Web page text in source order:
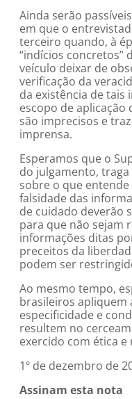
Ainda serão
em que o
terceiro quando, à
“indícios concretos”
veículo deixar de
verificação da
da existência de tais
escopo de aplicação
são imprecisos e
imprensa.
Esperamos que o
do julgamento,
sobre o que
falsidade das
de cuidado deverão
para que não sejam
informações ditas
preceitos da
podem ser
Ao mesmo tempo,
brasileiros apliquem
especificidade e
resultem no
exercido com ética
1º de dezembro de
Assinam esta nota